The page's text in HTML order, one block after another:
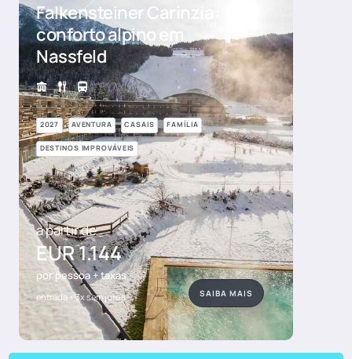
Falkensteiner Carinzia:
conforto alpino em
Nassfeld
2027 AVENTURA CASAIS FAMÍLIA
DESTINOS IMPROVÁVEIS
a partir de
EUR 1.144
por pessoa + taxas
entrada + 3x sem juros SAIBA MAIS